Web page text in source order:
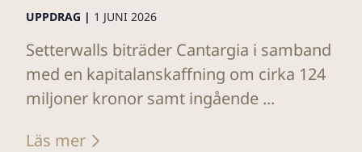
UPPDRAG | 1 JUNI 2026
Setterwalls biträder Cantargia i samband
med en kapitalanskaffning om cirka 124
miljoner kronor samt ingående ...
Läs mer